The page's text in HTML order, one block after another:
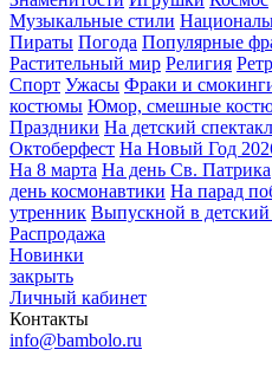
Музыкальные стили
Пираты Погода Популярные
Растительный мир Религия
Спорт Ужасы Фраки и
костюмы Юмор, смешные
Праздники На детский
Октоберфест На Новый Год
На 8 марта На день Св. Патрика
день космонавтики На парад
утренник Выпускной в детский
Распродажа
Новинки
закрыть
Личный кабинет
Контакты
info@bambolo.ru